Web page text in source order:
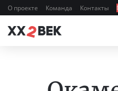
О проекте Команда Контакты